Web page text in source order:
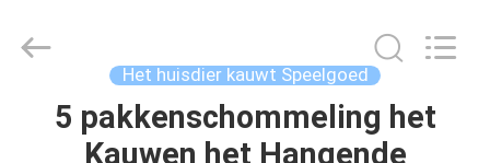
HUIS
Co.Ltd.
Het huisdier kauwt Speelgoed
5 pakkenschommeling het
Kauwen het Hangende